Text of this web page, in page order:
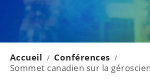
Accueil / Conférences /
Sommet canadien sur la